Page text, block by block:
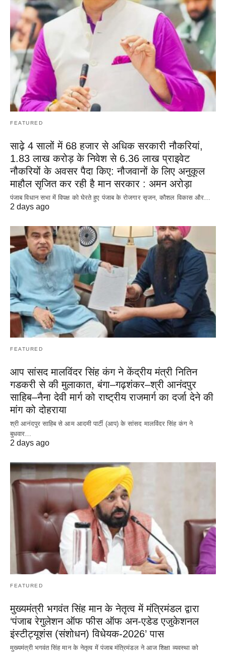
FEATURED
साढ़े 4 सालों में 68 हजार से अधिक सरकारी नौकरियां,
1.83 लाख करोड़ के निवेश से 6.36 लाख प्राइवेट
नौकरियों के अवसर पैदा किए: नौजवानों के लिए अनुकूल
माहौल सृजित कर रही है मान सरकार : अमन अरोड़ा
पंजाब विधान सभा में विपक्ष को घेरते हुए पंजाब के रोजगार सृजन, कौशल विकास और…
2 days ago
FEATURED
आप सांसद मालविंदर सिंह कंग ने केंद्रीय मंत्री नितिन
गडकरी से की मुलाकात, बंगा–गढ़शंकर–श्री आनंदपुर
साहिब–नैना देवी मार्ग को राष्ट्रीय राजमार्ग का दर्जा देने की
मांग को दोहराया
श्री आनंदपुर साहिब से आम आदमी पार्टी (आप) के सांसद मालविंदर सिंह कंग ने
बुधवार…
2 days ago
FEATURED
मुख्यमंत्री भगवंत सिंह मान के नेतृत्व में मंत्रिमंडल द्वारा
‘पंजाब रेगुलेशन ऑफ फीस ऑफ अन-एडेड एजुकेशनल
इंस्टीट्यूशंस (संशोधन) विधेयक-2026’ पास
मुख्यमंत्री भगवंत सिंह मान के नेतृत्व में पंजाब मंत्रिमंडल ने आज शिक्षा व्यवस्था को